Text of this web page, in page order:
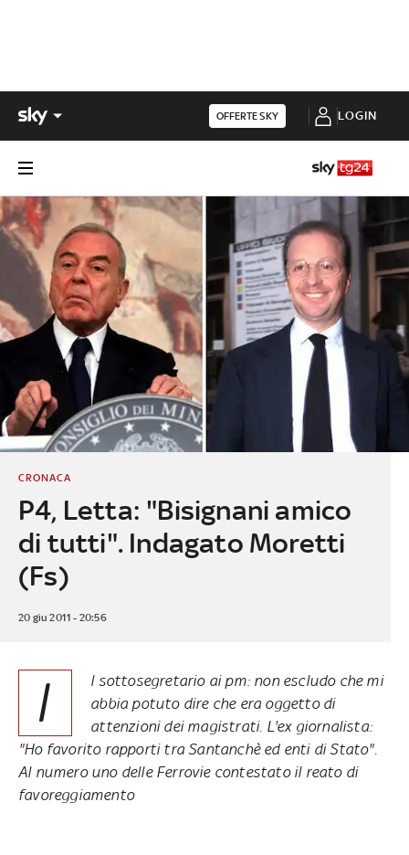
OFFERTE SKY LOGIN
P4, Letta: "Bisignani amico
di tutti". Indagato Moretti
(Fs)
CRONACA
20 giu 2011 - 20:56
I
l sottosegretario ai pm: non escludo che mi
abbia potuto dire che era oggetto di
attenzioni dei magistrati. L'ex giornalista:
"Ho favorito rapporti tra Santanchè ed enti di Stato".
Al numero uno delle Ferrovie contestato il reato di
favoreggiamento